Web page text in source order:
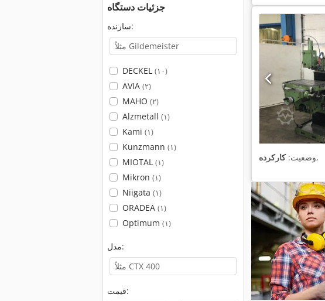
جزئیات دستگاه
سازنده:
DECKEL (۱۰)
AVIA (۲)
MAHO (۲)
Alzmetall (۱)
Kami (۱)
Kunzmann (۱)
MIOTAL (۱)
Mikron (۱)
Niigata (۱)
ORADEA (۱)
Optimum (۱)
مدل:
قیمت:
وضعیت:کارکرده ,